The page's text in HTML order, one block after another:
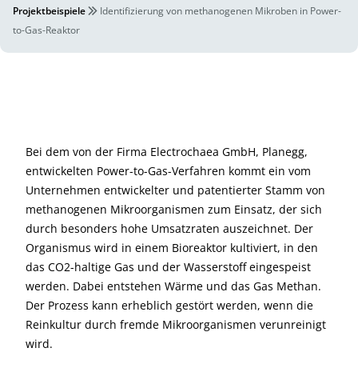
Projektbeispiele
Identifizierung von methanogenen Mikroben in Power-
to-Gas-Reaktor
Bei dem von der Firma Electrochaea GmbH, Planegg,
entwickelten Power-to-Gas-Verfahren kommt ein vom
Unternehmen entwickelter und patentierter Stamm von
methanogenen Mikroorganismen zum Einsatz, der sich
durch besonders hohe Umsatzraten auszeichnet. Der
Organismus wird in einem Bioreaktor kultiviert, in den
das CO2-haltige Gas und der Wasserstoff eingespeist
werden. Dabei entstehen Wärme und das Gas Methan.
Der Prozess kann erheblich gestört werden, wenn die
Reinkultur durch fremde Mikroorganismen verunreinigt
wird.